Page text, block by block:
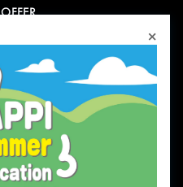
OFFER
ショップ
関連施設
×